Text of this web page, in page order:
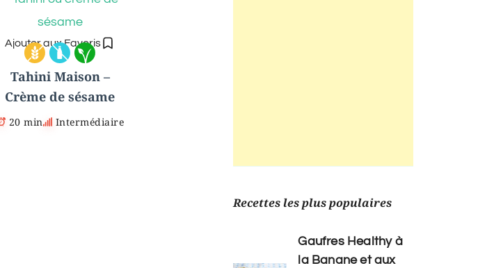
Ajouter aux Favoris
Tahini Maison –
Crème de sésame
20 min Intermédiaire
Recettes les plus populaires
Gaufres Healthy à
la Banane et aux